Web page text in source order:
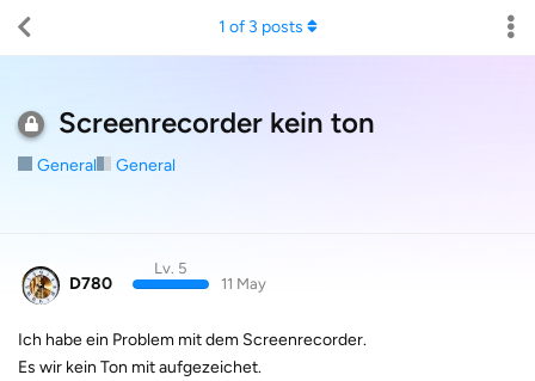
Screenrecorder kein ton
General General
1 of 3 posts
D780
Lv. 5
11 May
Ich habe ein Problem mit dem Screenrecorder.
Es wir kein Ton mit aufgezeichet.